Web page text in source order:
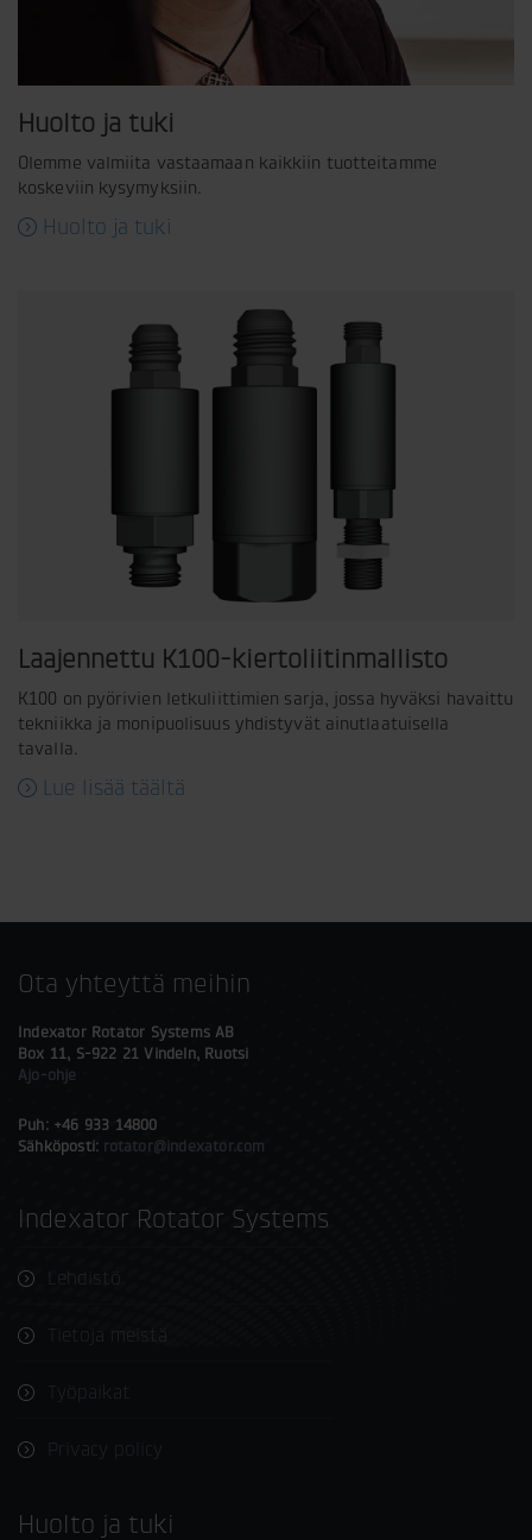
Huolto ja tuki
Olemme valmiita vastaamaan kaikkiin tuotteitamme
koskeviin kysymyksiin.
Huolto ja tuki
Laajennettu K100-kiertoliitinmallisto
K100 on pyörivien letkuliittimien sarja, jossa hyväksi havaittu
tekniikka ja monipuolisuus yhdistyvät ainutlaatuisella
tavalla.
Lue lisää täältä
Ota yhteyttä meihin
Indexator Rotator Systems AB
Box 11, S-922 21 Vindeln, Ruotsi
Ajo-ohje
Puh: +46 933 14800
Sähköposti: rotator@indexator.com
Indexator Rotator Systems
Lehdistö
Tietoja meistä
Työpaikat
Huolto ja tuki